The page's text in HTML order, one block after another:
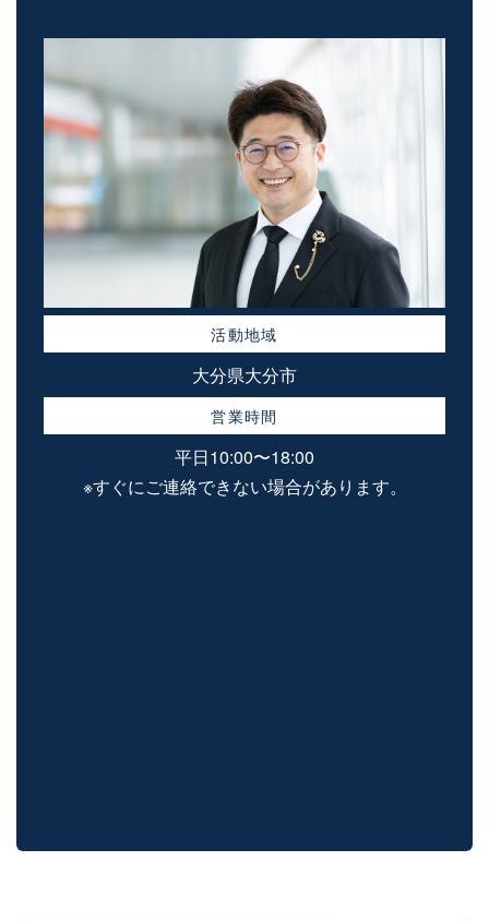
活動地域
大分県大分市
営業時間
平日10:00〜18:00
※すぐにご連絡できない場合があります。